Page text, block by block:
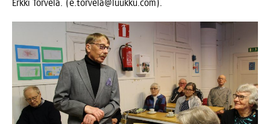
Erk­ki Tor­ve­la. (e.torvela@luukku.com).